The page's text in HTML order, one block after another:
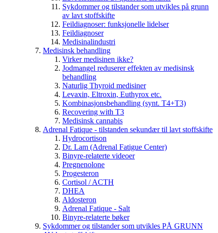
Sykdommer og tilstander som utvikles på grunn
av lavt stoffskifte
Feildiagnoser: funksjonelle lidelser
Feildiagnoser
Medisinalindustri
Medisinsk behandling
Virker medisinen ikke?
Jodmangel reduserer effekten av medisinsk
behandling
Naturlig Thyroid medisiner
Levaxin, Eltroxin, Euthyrox etc.
Kombinasjonsbehandling (synt. T4+T3)
Recovering with T3
Medisinsk cannabis
Adrenal Fatique - tilstanden sekundær til lavt stoffskifte
Hydrocortison
Dr. Lam (Adrenal Fatigue Center)
Binyre-relaterte videoer
Pregnenolone
Progesteron
Cortisol / ACTH
DHEA
Aldosteron
Adrenal Fatique - Salt
Binyre-relaterte bøker
Sykdommer og tilstander som utvikles PÅ GRUNN